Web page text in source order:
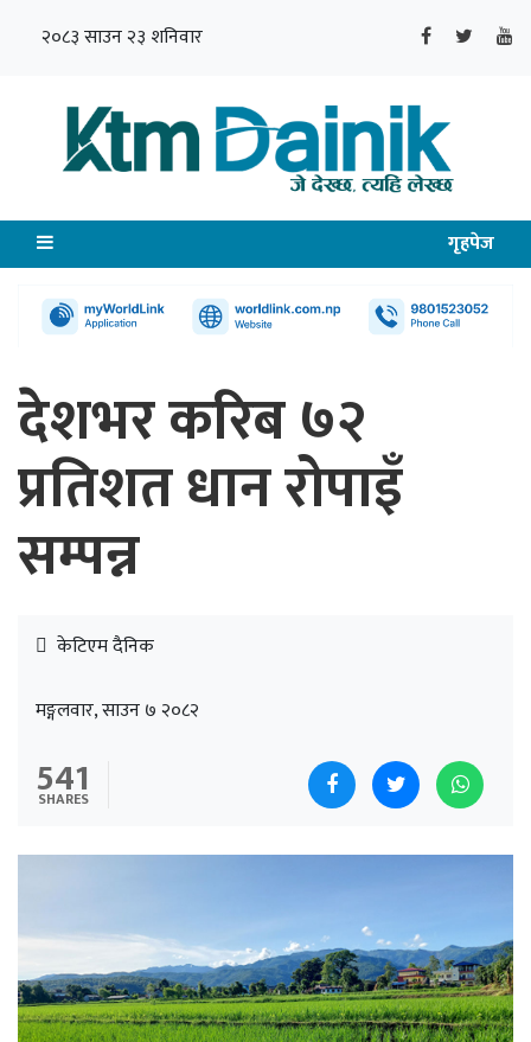
२०८३ साउन २३ शनिवार
गृहपेज
देशभर करिब ७२
प्रतिशत धान रोपाइँ
सम्पन्न
केटिएम दैनिक
मङ्गलवार, साउन ७ २०८२
541
SHARES